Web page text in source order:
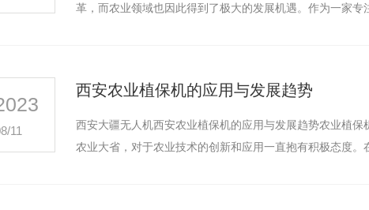
革，而农业领域也因此得到了极大的发展机遇。作为一家
11
西安农业植保机的应用与发展趋势
西安大疆无人机西安农业植保机的应用与发展趋势农业植
农业大省，对于农业技术的创新和应用一直抱有积极态度